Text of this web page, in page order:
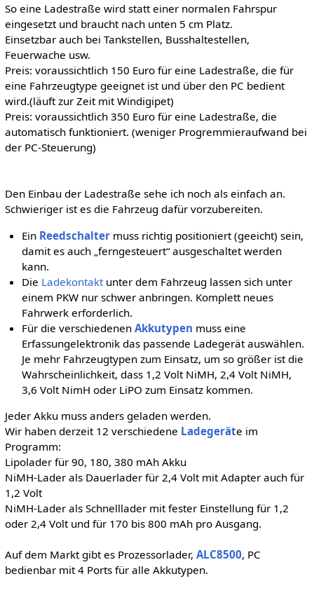
So eine Ladestraße wird statt einer normalen Fahrspur
eingesetzt und braucht nach unten 5 cm Platz.
Einsetzbar auch bei Tankstellen, Busshaltestellen,
Feuerwache usw.
Preis: voraussichtlich 150 Euro für eine Ladestraße, die für
eine Fahrzeugtype geeignet ist und über den PC bedient
wird.(läuft zur Zeit mit Windigipet)
Preis: voraussichtlich 350 Euro für eine Ladestraße, die
automatisch funktioniert. (weniger Progremmieraufwand bei
der PC-Steuerung)
Den Einbau der Ladestraße sehe ich noch als einfach an.
Schwieriger ist es die Fahrzeug dafür vorzubereiten.
Ein Reedschalter muss richtig positioniert (geeicht) sein,
damit es auch „ferngesteuert“ ausgeschaltet werden
kann.
Die Ladekontakt unter dem Fahrzeug lassen sich unter
einem PKW nur schwer anbringen. Komplett neues
Fahrwerk erforderlich.
Für die verschiedenenAkkutypen muss eine
Erfassungelektronik das passende Ladegerät auswählen.
Je mehr Fahrzeugtypen zum Einsatz, um so größer ist die
Wahrscheinlichkeit, dass 1,2 Volt NiMH, 2,4 Volt NiMH,
3,6 Volt NimH oder LiPO zum Einsatz kommen.
Jeder Akku muss anders geladen werden.
Wir haben derzeit 12 verschiedene Ladegeräte im
Programm:
Lipolader für 90, 180, 380 mAh Akku
NiMH-Lader als Dauerlader für 2,4 Volt mit Adapter auch für
1,2 Volt
NiMH-Lader als Schnelllader mit fester Einstellung für 1,2
oder 2,4 Volt und für 170 bis 800 mAh pro Ausgang.
Auf dem Markt gibt es Prozessorlader, ALC8500, PC
bedienbar mit 4 Ports für alle Akkutypen.